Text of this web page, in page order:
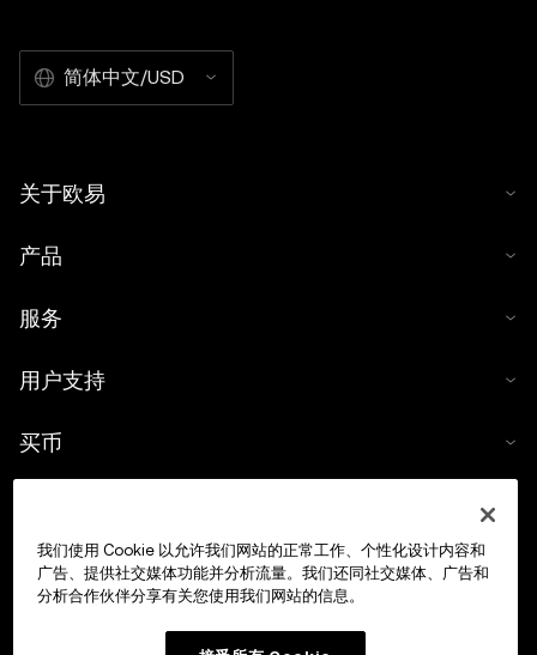
简体中文/USD
关于欧易
产品
服务
用户支持
买币
交易
我们使用 Cookie 以允许我们网站的正常工作、个性化设计内容和
广告、提供社交媒体功能并分析流量。我们还同社交媒体、广告和
分析合作伙伴分享有关您使用我们网站的信息。